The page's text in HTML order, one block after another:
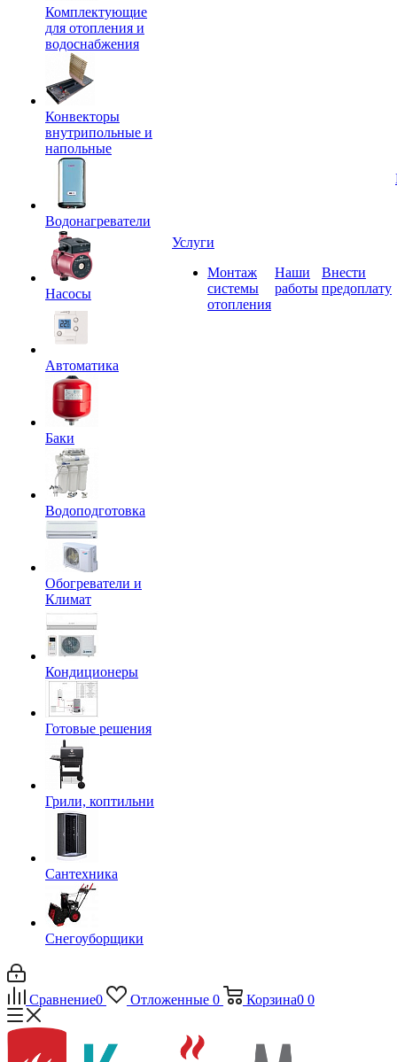
Комплектующие
для отопления и
водоснабжения
Конвекторы
внутрипольные и
напольные
Водонагреватели
Насосы
Автоматика
Баки
Водоподготовка
Обогреватели и
Климат
Кондиционеры
Готовые решения
Грили, коптильни
Сантехника
Снегоуборщики
Услуги
Монтаж
системы
отопления
Наши
работы
Внести
предоплату
Сравнение0 Отложенные 0 Корзина0 0